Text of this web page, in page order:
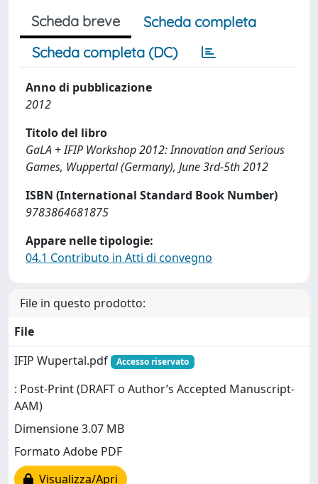
Scheda breve
Scheda completa
Scheda completa (DC)
Anno di pubblicazione
2012
Titolo del libro
GaLA + IFIP Workshop 2012: Innovation and Serious
Games, Wuppertal (Germany), June 3rd-5th 2012
ISBN (International Standard Book Number)
9783864681875
Appare nelle tipologie:
04.1 Contributo in Atti di convegno
File in questo prodotto:
File
IFIP Wupertal.pdf
Accesso riservato
: Post-Print (DRAFT o Author’s Accepted Manuscript-
AAM)
Dimensione 3.07 MB
Formato Adobe PDF
Visualizza/Apri